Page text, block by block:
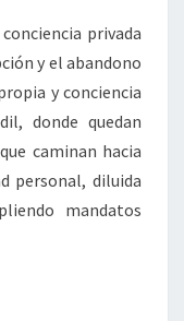
privada
y el abandono
y conciencia
donde quedan
caminan hacia
personal, diluida
mandatos